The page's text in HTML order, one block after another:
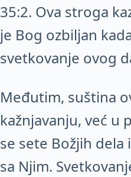
35:2. Ova stroga
je Bog ozbiljan
svetkovanje ovog
Međutim, suština
kažnjavanju, već u
se sete Božjih
sa Njim.